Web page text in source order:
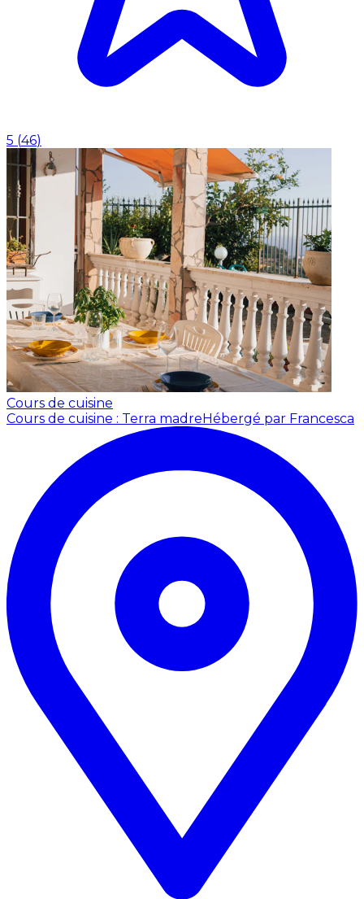
5 (46)
Cours de cuisine
Cours de cuisine : Terra madre Hébergé par Francesca